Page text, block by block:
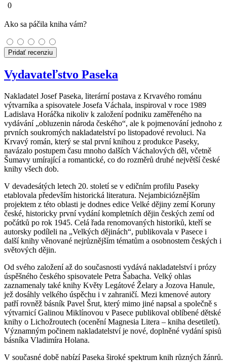
0
Ako sa páčila kniha vám?
Pridať recenziu
Vydavateľstvo Paseka
Nakladatel Josef Paseka, literární postava z Krvavého románu
výtvarníka a spisovatele Josefa Váchala, inspiroval v roce 1989
Ladislava Horáčka nikoliv k založení podniku zaměřeného na
vydávání „obluzenin národa českého“, ale k pojmenování jednoho z
prvních soukromých nakladatelství po listopadové revoluci. Na
Krvavý román, který se stal první knihou z produkce Paseky,
navázalo postupem času mnoho dalších Váchalových děl, včetně
Šumavy umírající a romantické, co do rozměrů druhé největší české
knihy všech dob.
V devadesátých letech 20. století se v edičním profilu Paseky
etablovala především historická literatura. Nejambicióznějším
projektem z této oblasti je dodnes edice Velké dějiny zemí Koruny
české, historicky první vydání kompletních dějin českých zemí od
počátků po rok 1945. Celá řada renomovaných historiků, kteří se
autorsky podíleli na „Velkých dějinách“, publikovala v Pasece i
další knihy věnované nejrůznějším tématům a osobnostem českých i
světových dějin.
Od svého založení až do současnosti vydává nakladatelství i prózy
úspěšného českého spisovatele Petra Šabacha. Velký ohlas
zaznamenaly také knihy Květy Legátové Želary a Jozova Hanule,
jež dosáhly velkého úspěchu i v zahraničí. Mezi kmenové autory
patří rovněž básník Pavel Šrut, který mimo jiné napsal a společně s
výtvarnicí Galinou Miklínovou v Pasece publikoval oblíbené dětské
knihy o Lichožroutech (ocenění Magnesia Litera – kniha desetiletí).
Významným počinem nakladatelství je nové, doplněné vydání spisů
básníka Vladimíra Holana.
V současné době nabízí Paseka široké spektrum knih různých žánrů.